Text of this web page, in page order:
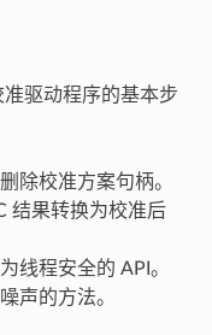
准驱动程序的基本步
除校准方案句柄。
结果转换为校准后
线程安全的 API。
声的方法。